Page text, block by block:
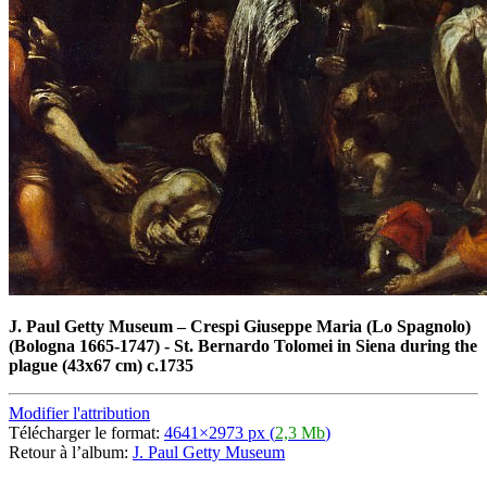
J. Paul Getty Museum–Crespi Giuseppe Maria (Lo Spagnolo)
(Bologna 1665-1747) - St. Bernardo Tolomei in Siena during the
plague (43x67 cm) c.1735
Modifier l'attribution
Télécharger le format: 4641×2973 px (2,3 Mb)
Retour à l’album: J. Paul Getty Museum